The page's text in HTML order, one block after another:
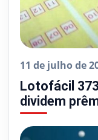
11 de julho de
Lotofácil
dividem